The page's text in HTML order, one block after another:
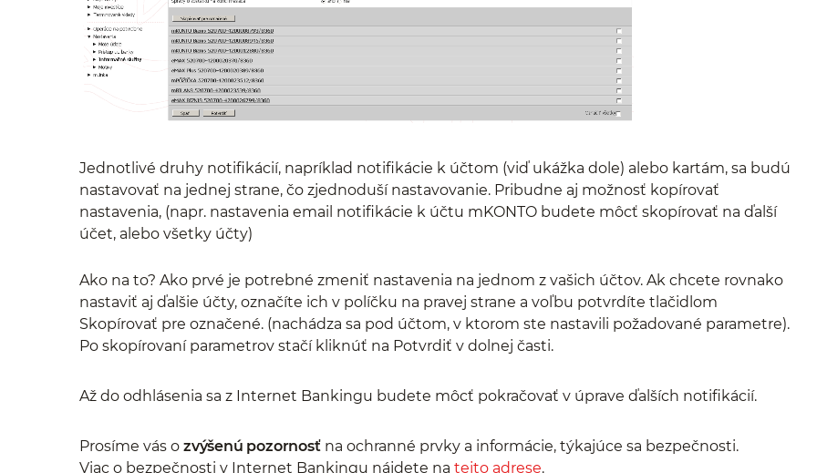
Jednotlivé druhy notifikácií, napríklad notifikácie k účtom (viď ukážka dole) alebo kartám, sa budú
nastavovať na jednej strane, čo zjednoduší nastavovanie. Pribudne aj možnosť kopírovať
nastavenia, (napr. nastavenia email notifikácie k účtu mKONTO budete môcť skopírovať na ďalší
účet, alebo všetky účty)
Ako na to? Ako prvé je potrebné zmeniť nastavenia na jednom z vašich účtov. Ak chcete rovnako
nastaviť aj ďalšie účty, označíte ich v políčku na pravej strane a voľbu potvrdíte tlačidlom
Skopírovať pre označené. (nachádza sa pod účtom, v ktorom ste nastavili požadované parametre).
Po skopírovaní parametrov stačí kliknúť na Potvrdiť v dolnej časti.
Až do odhlásenia sa z Internet Bankingu budete môcť pokračovať v úprave ďalších notifikácií.
Prosíme vás o zvýšenú pozornosťna ochranné prvky a informácie, týkajúce sa bezpečnosti.
Viac o bezpečnosti v Internet Bankingu nájdete na tejto adrese.